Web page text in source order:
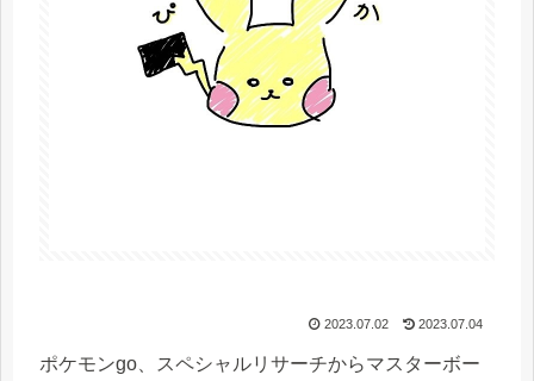
2023.07.02 2023.07.04
ポケモンgo、スペシャルリサーチからマスターボー